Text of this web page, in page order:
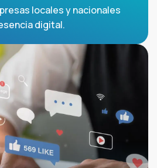
locales y nacionales
digital.